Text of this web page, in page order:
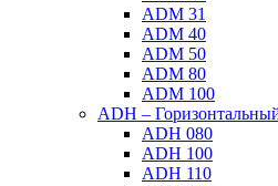
ADM 31
ADM 40
ADM 50
ADM 80
ADM 100
ADH –
ADH 080
ADH 100
ADH 110